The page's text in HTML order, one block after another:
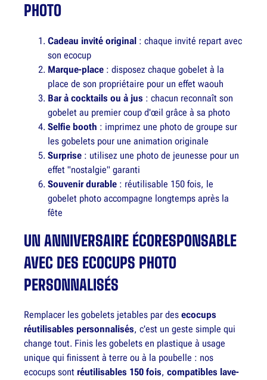
PHOTO
Cadeau invité original : chaque invité repart avec
son ecocup
Marque-place : disposez chaque gobelet à la
place de son propriétaire pour un effet waouh
Bar à cocktails ou à jus : chacun reconnaît son
gobelet au premier coup d'œil grâce à sa photo
Selfie booth : imprimez une photo de groupe sur
les gobelets pour une animation originale
Surprise : utilisez une photo de jeunesse pour un
effet "nostalgie" garanti
Souvenir durable : réutilisable 150 fois, le
gobelet photo accompagne longtemps après la
fête
UN ANNIVERSAIRE ÉCORESPONSABLE
AVEC DES ECOCUPS PHOTO
PERSONNALISÉS
Remplacer les gobelets jetables par des ecocups
réutilisables personnalisés, c'est un geste simple qui
change tout. Finis les gobelets en plastique à usage
unique qui finissent à terre ou à la poubelle : nos
ecocups sont réutilisables 150 fois, compatibles lave-